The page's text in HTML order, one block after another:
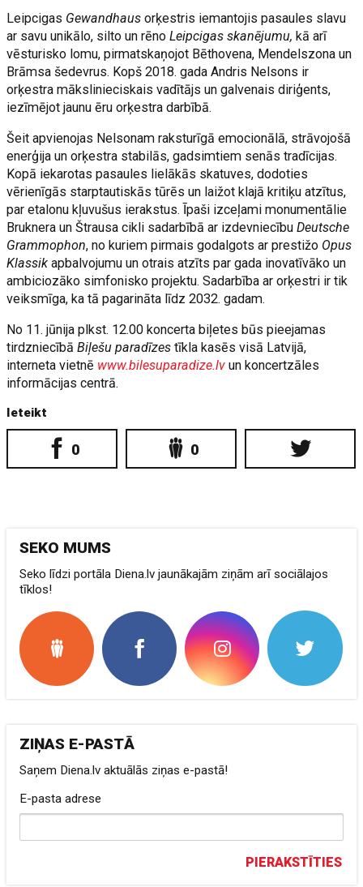
Leipcigas Gewandhausorķestris iemantojis pasaules slavu
ar savu unikālo, silto un rēnoLeipcigas skanējumu, kā arī
vēsturisko lomu, pirmatskaņojot Bēthovena, Mendelszona un
Brāmsa šedevrus. Kopš 2018. gada Andris Nelsons ir
orķestra mākslinieciskais vadītājs un galvenais diriģents,
iezīmējot jaunu ēru orķestra darbībā.
Šeit apvienojas Nelsonam raksturīgā emocionālā, strāvojošā
enerģija un orķestra stabilās, gadsimtiem senās tradīcijas.
Kopā iekarotas pasaules lielākās skatuves, dodoties
vērienīgās starptautiskās tūrēs un laižot klajā kritiķu atzītus,
par etalonu kļuvušus ierakstus. Īpaši izceļami monumentālie
Bruknera un Štrausa cikli sadarbībā ar izdevniecībuDeutsche
Grammophon, no kuriem pirmais godalgots ar prestižo Opus
Klassik apbalvojumu un otrais atzīts par gada inovatīvāko un
ambiciozāko simfonisko projektu. Sadarbība ar orķestri ir tik
veiksmīga, ka tā pagarināta līdz 2032. gadam.
No 11. jūnija plkst. 12.00 koncerta biļetes būs pieejamas
tirdzniecībāBiļešu paradīzes tīkla kasēs visā Latvijā,
interneta vietnē www.bilesuparadize.lv un koncertzāles
informācijas centrā.
Ieteikt
0 0
SEKO MUMS
Seko līdzi portāla Diena.lv jaunākajām ziņām arī sociālajos
tīklos!
ZIŅAS E-PASTĀ
Saņem Diena.lv aktuālās ziņas e-pastā!
E-pasta adrese
PIERAKSTĪTIES